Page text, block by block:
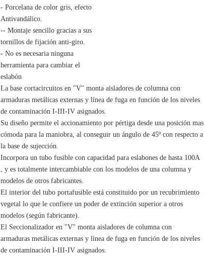
- Porcelana de color gris, efecto
Antivandálico.
-- Montaje sencillo gracias a sus
tornillos de fijación anti-giro.
- No es necesaria ninguna
herramienta para cambiar el
eslabón
La base cortacircuitos en "V" monta aisladores de columna con
armaduras metálicas externas y línea de fuga en función de los niveles
de contaminación I-III-IV asignados.
Su diseño permite el accionamiento por pértiga desde una posición mas
cómoda para la maniobra, al conseguir un ángulo de 45º con respecto a
la base de sujección.
Incorpora un tubo fusible con capacidad para eslabones de hasta 100A
, y es totalmente intercambiable con los modelos de una columna y
modelos de otros fabricantes.
El interior del tubo portafusible está constituido por un recubrimiento
vegetal lo que le confiere un poder de extinción superior a otros
modelos (según fabricante).
El Seccionalizador en "V" monta aisladores de columna con
armaduras metálicas externas y línea de fuga en función de los niveles
de contaminación I-III-IV asignados.